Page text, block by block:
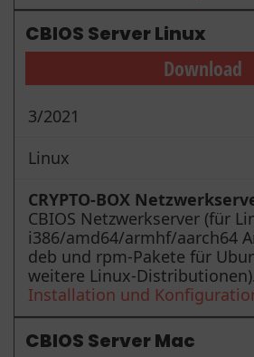
CBIOS Server Linux
Download
3/2021
Linux
CRYPTO-BOX
CBIOS Netzwerkserver (für
i386/amd64/armhf/aarch64
deb und rpm-Pakete für
weitere Linux-Distributionen).
Installation und
CBIOS Server Mac